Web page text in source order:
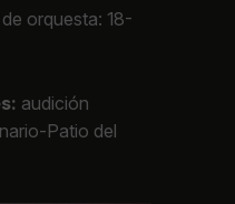
orquesta: 18-
audición
Patio del